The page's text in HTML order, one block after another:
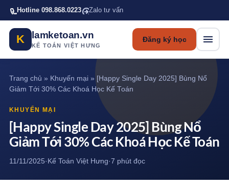
Bỏ qua tới nội dung chính
Hotline 098.868.0223 Zalo tư vấn
K lamketoan.vn
KẾ TOÁN VIỆT HƯNG
Đăng ký học
Trang chủ » Khuyến mại» [Happy Single Day 2025] Bùng Nổ
Giảm Tới 30% Các Khoá Học Kế Toán
KHUYẾN MẠI
[Happy Single Day 2025] Bùng Nổ
Giảm Tới 30% Các Khoá Học Kế Toán
11/11/2025·Kế Toán Việt Hưng·7 phút đọc